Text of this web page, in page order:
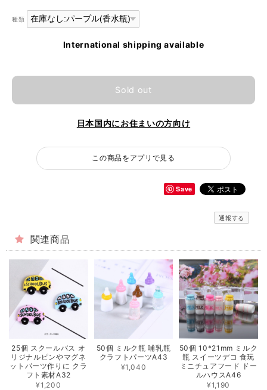
種類
International shipping available
Sold out
日本国内にお住まいの方向け
この商品をアプリで見る
Save
通報する
関連商品
25個 スクールバス オ
リジナルピンやマグネ
ットパーツ作りに クラ
フト素材A32
¥1,200
50個 ミルク瓶 哺乳瓶
クラフトパーツA43
¥1,040
50個 10*21mm ミルク
瓶 スイーツデコ 食玩
ミニチュアフード ドー
ルハウスA46
¥1,190